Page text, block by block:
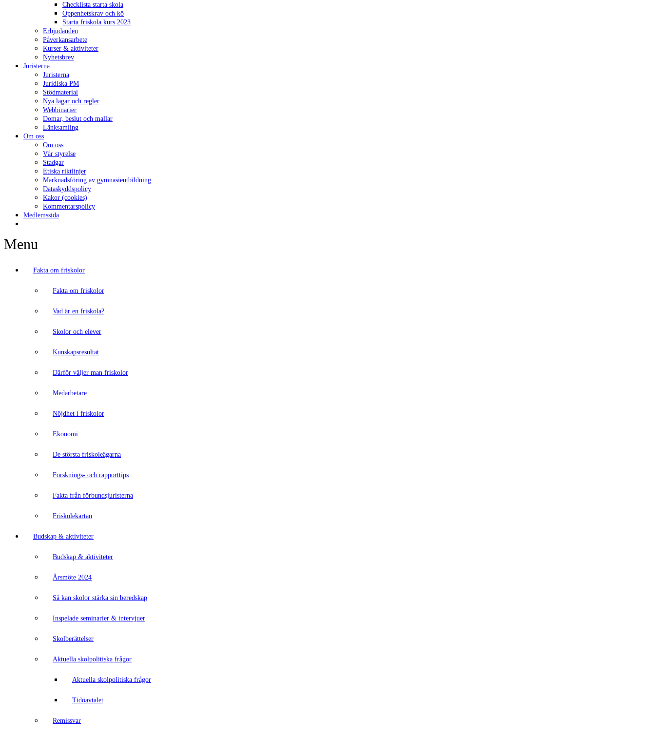
Checklista starta skola
Öppenhetskrav och kö
Starta friskola kurs 2023
Erbjudanden
Påverkansarbete
Kurser & aktiviteter
Nyhetsbrev
Juristerna
Juristerna
Juridiska PM
Stödmaterial
Nya lagar och regler
Webbinarier
Domar, beslut och mallar
Länksamling
Om oss
Om oss
Vår styrelse
Stadgar
Etiska riktlinjer
Marknadsföring av gymnasieutbildning
Dataskyddspolicy
Kakor (cookies)
Kommentarspolicy
Medlemssida
Menu
Fakta om friskolor
Fakta om friskolor
Vad är en friskola?
Skolor och elever
Kunskapsresultat
Därför väljer man friskolor
Medarbetare
Nöjdhet i friskolor
Ekonomi
De största friskoleägarna
Forsknings- och rapporttips
Fakta från förbundsjuristerna
Friskolekartan
Budskap & aktiviteter
Budskap & aktiviteter
Årsmöte 2024
Så kan skolor stärka sin beredskap
Inspelade seminarier & intervjuer
Skolberättelser
Aktuella skolpolitiska frågor
Aktuella skolpolitiska frågor
Tidöavtalet
Remissvar